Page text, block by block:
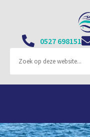
0527 698151